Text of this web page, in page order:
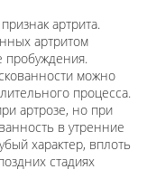
артрита.
артритом
пробуждения.
можно
процесса.
артрозе, но при
в утренние
характер, вплоть
стадиях